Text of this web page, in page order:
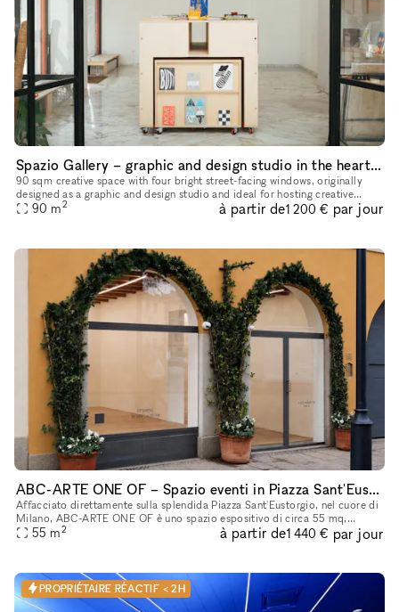
Spazio Gallery – graphic and design studio in the heart of Milan
90 sqm creative space with four bright street-facing windows, originally
designed as a graphic and design studio and ideal for hosting creative
projects, photo shoots, events, and workshops. The inte
90 m2 à partir de1 200 € par jour
ABC-ARTE ONE OF – Spazio eventi in Piazza Sant'Eustorgio, Milano
Affacciato direttamente sulla splendida Piazza Sant'Eustorgio, nel cuore di
Milano, ABC-ARTE ONE OF è uno spazio espositivo di circa 55 mq,
completamente ristrutturato di recente e curato nei minimi
55 m2 à partir de1 440 € par jour
PROPRIÉTAIRE RÉACTIF < 2H